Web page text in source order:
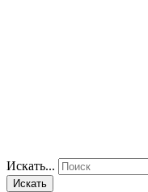
Искать...
Искать